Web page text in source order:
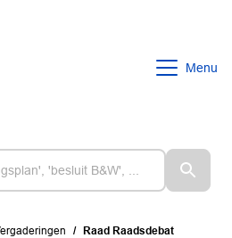
Menu
Raad Raadsdebat